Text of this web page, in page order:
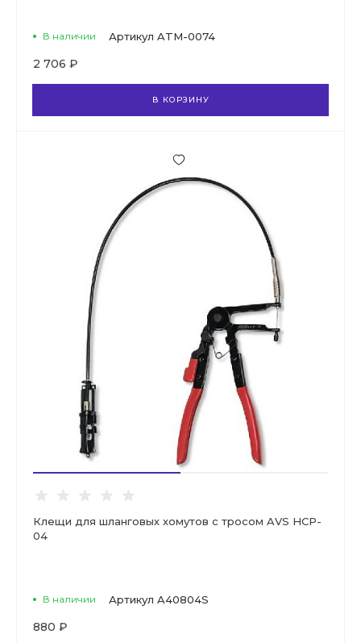
В наличии Артикул ATM-0074
2 706 ₽
В КОРЗИНУ
Клещи для шланговых хомутов с тросом AVS HCP-
04
В наличии Артикул A40804S
880 ₽